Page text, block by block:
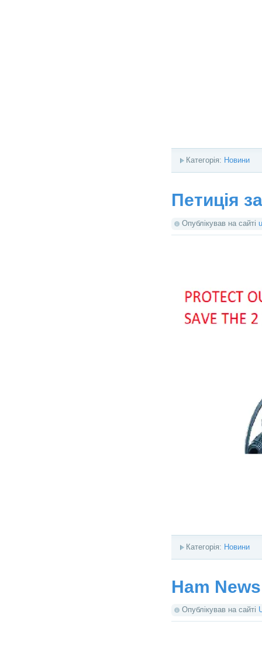
Категорія: Новини
Петиція
Опублікував на сайті
Категорія: Новини
Ham
Опублікував на сайті